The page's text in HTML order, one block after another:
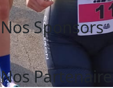
Nos Sponsors
Nos